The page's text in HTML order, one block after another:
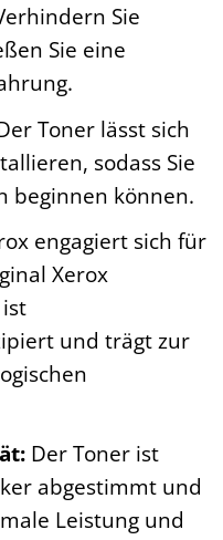
Sie
Sie eine
Toner lässt sich
sodass Sie
beginnen können.
engagiert sich für
Xerox
und trägt zur
Der Toner ist
abgestimmt und
Leistung und